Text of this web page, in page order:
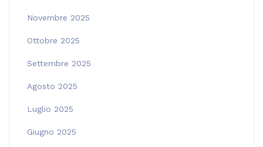
Novembre 2025
Ottobre 2025
Settembre 2025
Agosto 2025
Luglio 2025
Giugno 2025